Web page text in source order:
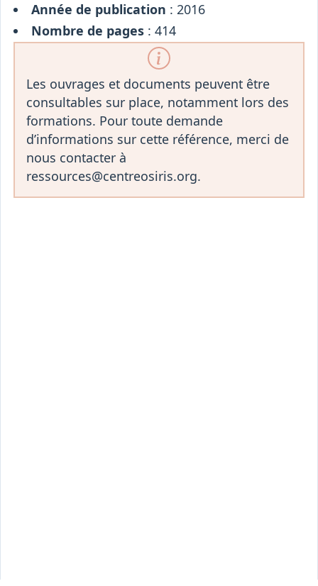
Année de publication : 2016
Nombre de pages: 414
Les ouvrages et documents peuvent être
consultables sur place, notamment lors des
formations. Pour toute demande
d’informations sur cette référence, merci de
nous contacter à
ressources@centreosiris.org.